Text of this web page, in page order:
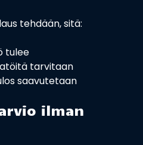
tehdään, sitä:
tulee
tarvitaan
saavutetaan
ilman